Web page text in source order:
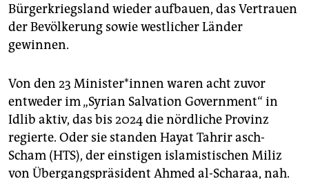
Bürgerkriegsland wieder aufbauen, das Vertrauen
der Bevölkerung sowie westlicher Länder
gewinnen.
Von den 23 Mi­nis­te­r*in­nen waren acht zuvor
entweder im „Syrian Salvation Government“ in
Idlib aktiv, das bis 2024 die nördliche Provinz
regierte. Oder sie standen Hayat Tahrir asch-
Scham (HTS), der einstigen islamistischen Miliz
von Übergangspräsident Ahmed al-Scharaa, nah.